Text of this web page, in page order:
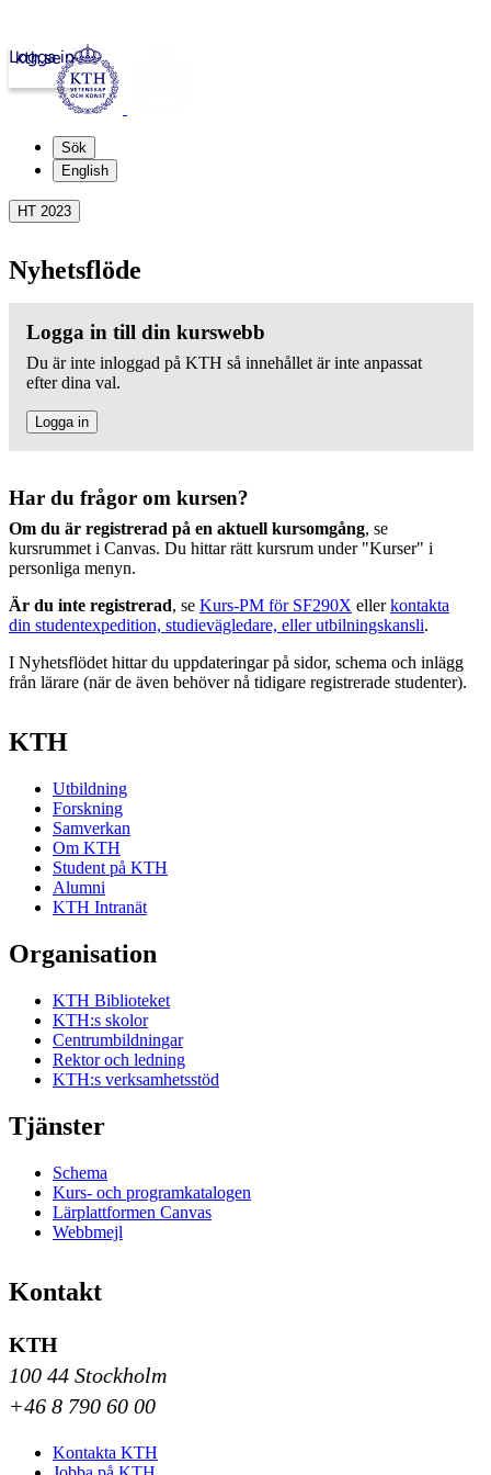
kth.se
Logga in
Sök
English
HT 2023
Nyhetsflöde
Logga in till din kurswebb
Du är inte inloggad på KTH så innehållet är inte anpassat
efter dina val.
Logga in
Har du frågor om kursen?
Om du är registrerad på en aktuell kursomgång, se
kursrummet i Canvas. Du hittar rätt kursrum under "Kurser" i
personliga menyn.
Är du inte registrerad, se Kurs-PM för SF290X ellerkontakta
din studentexpedition, studievägledare, eller utbilningskansli.
I Nyhetsflödet hittar du uppdateringar på sidor, schema och inlägg
från lärare (när de även behöver nå tidigare registrerade studenter).
KTH
Utbildning
Forskning
Samverkan
Om KTH
Student på KTH
Alumni
KTH Intranät
Organisation
KTH Biblioteket
KTH:s skolor
Centrumbildningar
Rektor och ledning
KTH:s verksamhetsstöd
Tjänster
Schema
Kurs- och programkatalogen
Lärplattformen Canvas
Webbmejl
Kontakt
KTH
100 44 Stockholm
+46 8 790 60 00
Kontakta KTH